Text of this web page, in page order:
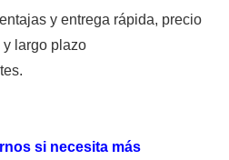
y entrega rápida, precio
largo plazo
si necesita más